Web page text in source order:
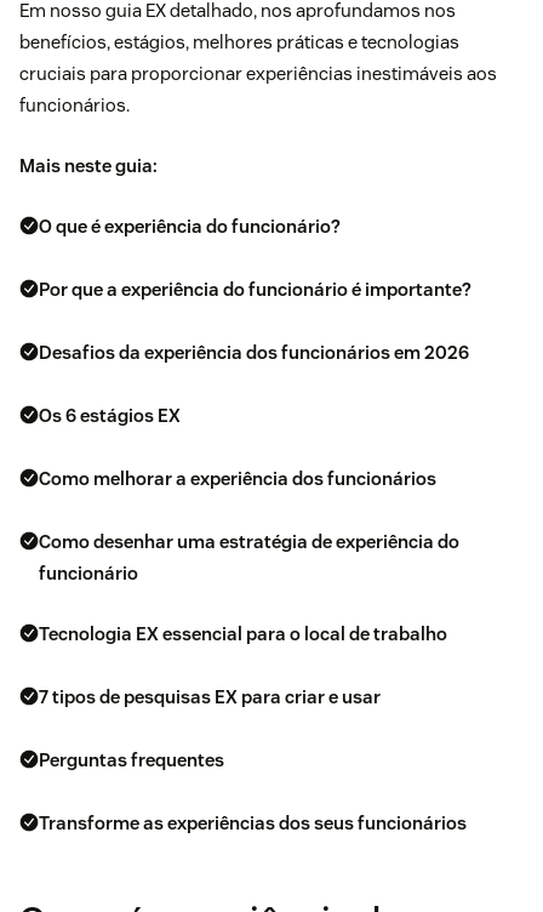
Em nosso guia EX detalhado, nos aprofundamos nos
benefícios, estágios, melhores práticas e tecnologias
cruciais para proporcionar experiências inestimáveis ​​aos
funcionários.
Mais neste guia:
O que é experiência do funcionário?
Por que a experiência do funcionário é importante?
Desafios da experiência dos funcionários em 2026
Os 6 estágios EX
Como melhorar a experiência dos funcionários
Como desenhar uma estratégia de experiência do
funcionário
Tecnologia EX essencial para o local de trabalho
7 tipos de pesquisas EX para criar e usar
Perguntas frequentes
Transforme as experiências dos seus funcionários